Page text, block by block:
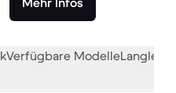
Verfügbare Modelle